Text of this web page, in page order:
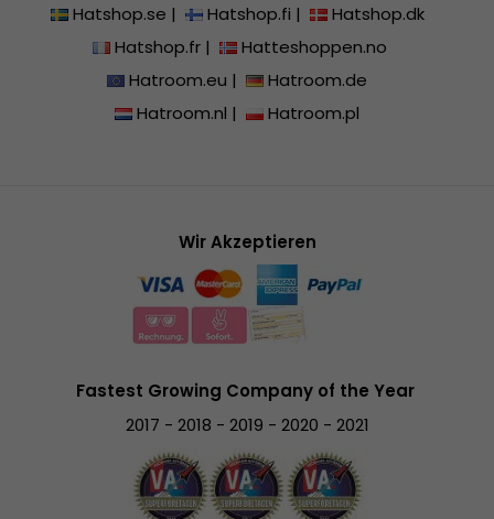
Hatshop.se | Hatshop.fi |
Hatshop.dk
Hatshop.fr|
Hatteshoppen.no
Hatroom.eu |
Hatroom.de
Hatroom.nl | Hatroom.pl
Wir Akzeptieren
Fastest Growing Company of the Year
2017 - 2018 - 2019 - 2020 - 2021